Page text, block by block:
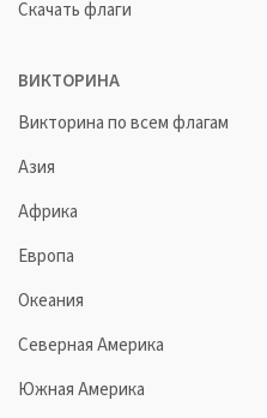
Скачать флаги
ВИКТОРИНА
Викторина по всем флагам
Азия
Африка
Европа
Океания
Северная Америка
Южная Америка